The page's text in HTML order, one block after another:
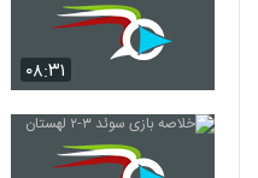
۰۸:۳۱